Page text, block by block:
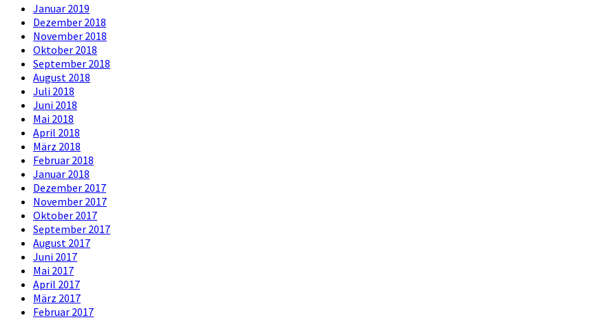
Januar 2019
Dezember 2018
November 2018
Oktober 2018
September 2018
August 2018
Juli 2018
Juni 2018
Mai 2018
April 2018
März 2018
Februar 2018
Januar 2018
Dezember 2017
November 2017
Oktober 2017
September 2017
August 2017
Juni 2017
Mai 2017
April 2017
März 2017
Februar 2017